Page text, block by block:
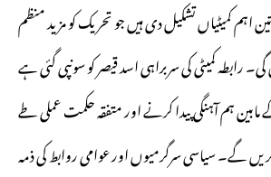
اہم کمیٹیاں تشکیل دی ہیں جو تحریک کو مزید منظم
رابطہ کمیٹی کی سربراہی اسد قیصر کو سونپی گئی ہے
ہم آہنگی پیدا کرنے اور متفقہ حکمت عملی طے
گے۔ سیاسی سرگرمیوں اور عوامی روابط کی ذمہ